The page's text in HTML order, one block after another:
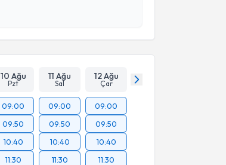
10 Ağu
Pzt
11 Ağu
Sal
12 Ağu
Çar
09:00
09:50
10:40
11:30
09:00
09:50
10:40
11:30
09:00
09:50
10:40
11:30